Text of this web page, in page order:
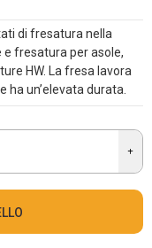
di fresatura nella
fresatura per asole,
HW. La fresa lavora
ha un’elevata durata.